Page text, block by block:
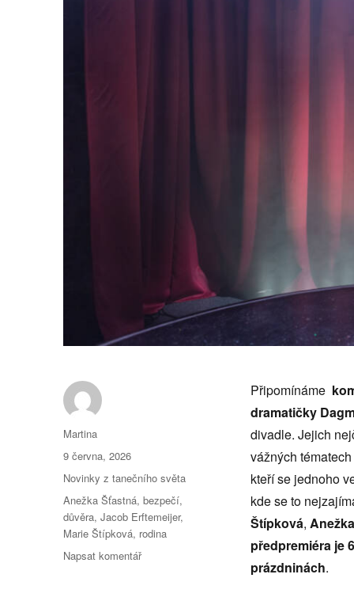
Připomínáme
dramatičky
divadle. Jejich
vážných
kteří se jednoho
kde se to
Štípková,
předpremiéra je
prázdninách.
Autor:
Martina
Publikováno:
9 června, 2026
Rubriky:
Novinky z tanečního světa
Štítky:
Anežka Šťastná,bezpečí,
důvěra,Jacob Erftemeijer,
Marie Štípková, rodina
Napsat komentářpro